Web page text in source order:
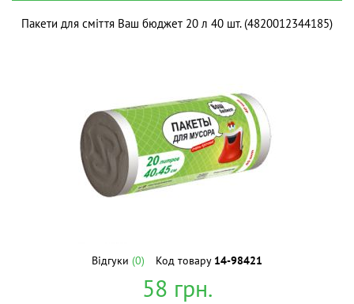
Пакети для сміття Ваш бюджет 20 л 40 шт. (4820012344185)
Відгуки (0) Код товару 14-98421
58 грн.